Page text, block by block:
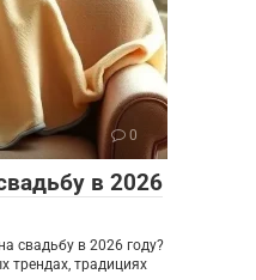
0
в 2026
свадьбу в 2026 году?
трендах, традициях